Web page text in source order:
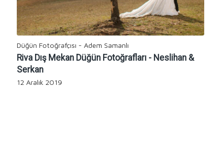
Düğün Fotoğrafçısı - Adem Samanlı
Riva Dış Mekan Düğün Fotoğrafları - Neslihan &
Serkan
12 Aralık 2019